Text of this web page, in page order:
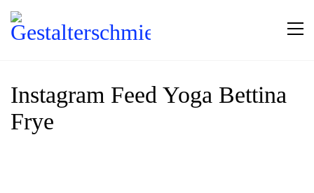
Instagram Feed Yoga Bettina
Frye